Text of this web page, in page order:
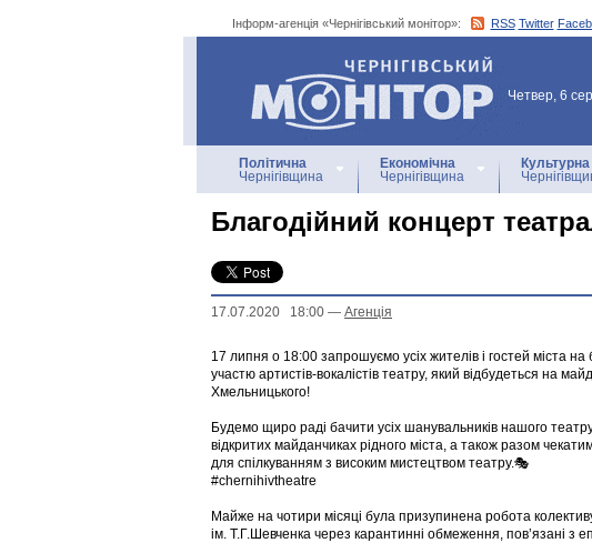
Інформ-агенція «Чернігівський монітор»: RSS Twitter
Інформ-агенція
«Чернігівський монітор»
Четвер, 6
Політична
Чернігівщина
Економічна
Чернігівщина
Культурна
Благодійний концерт
17.07.2020 18:00 — Агенцiя
17 липня о 18:00 запрошуємо усіх жителів і гостей міста
участю артистів-вокалістів театру, який відбудеться на
Хмельницького!
Будемо щиро раді бачити усіх шанувальників нашого
відкритих майданчиках рідного міста, а також разом
для спілкуванням з високим мистецтвом театру.🎭
#chernihivtheatre
Майже на чотири місяці була призупинена робота
ім. Т.Г.Шевченка через карантинні обмеження, пов’язані з